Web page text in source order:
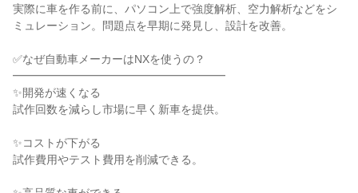
実際に車を作る前に、パソコン上で強度解析、空力解析などをシ
ミュレーション。問題点を早期に発見し、設計を改善。
✅なぜ自動車メーカーはNXを使うの？
━━━━━━━━━━━━━━━━━━━
✨開発が速くなる
試作回数を減らし市場に早く新車を提供。
✨コストが下がる
試作費用やテスト費用を削減できる。